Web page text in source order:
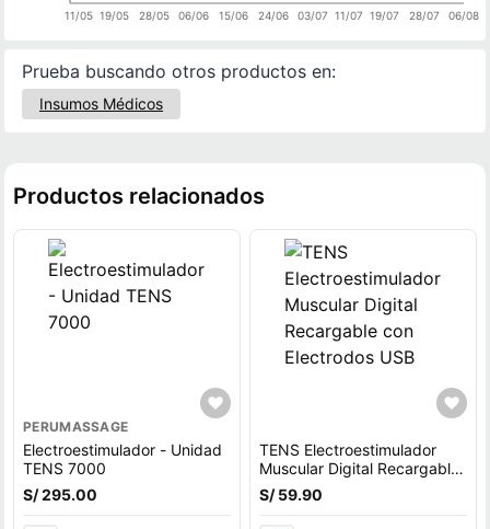
11/05 19/05 28/05 06/06 15/06 24/06 03/07 11/07 19/07 28/07 06/08
Prueba buscando otros productos en:
Insumos Médicos
Productos relacionados
PERUMASSAGE
Electroestimulador - Unidad
TENS 7000
S/ 295.00
TENS Electroestimulador
Muscular Digital Recargable
con Electrodos USB
S/ 59.90